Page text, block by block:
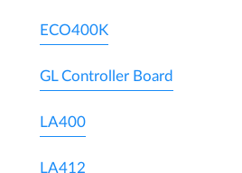
ECO400K
GL Controller Board
LA400
LA412